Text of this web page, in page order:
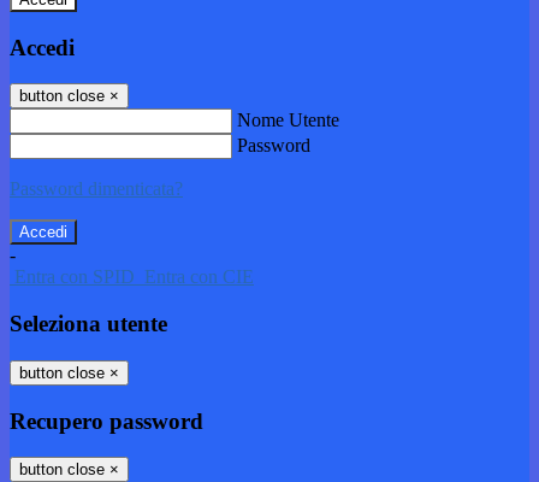
Accedi
button close ×
Nome Utente
Password
Password dimenticata?
-
Entra con SPID Entra con CIE
Seleziona utente
button close ×
Recupero password
button close ×